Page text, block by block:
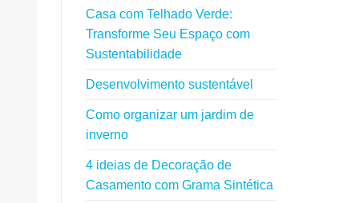
Casa com Telhado Verde:
Transforme Seu Espaço com
Sustentabilidade
Desenvolvimento sustentável
Como organizar um jardim de
inverno
4 ideias de Decoração de
Casamento com Grama Sintética